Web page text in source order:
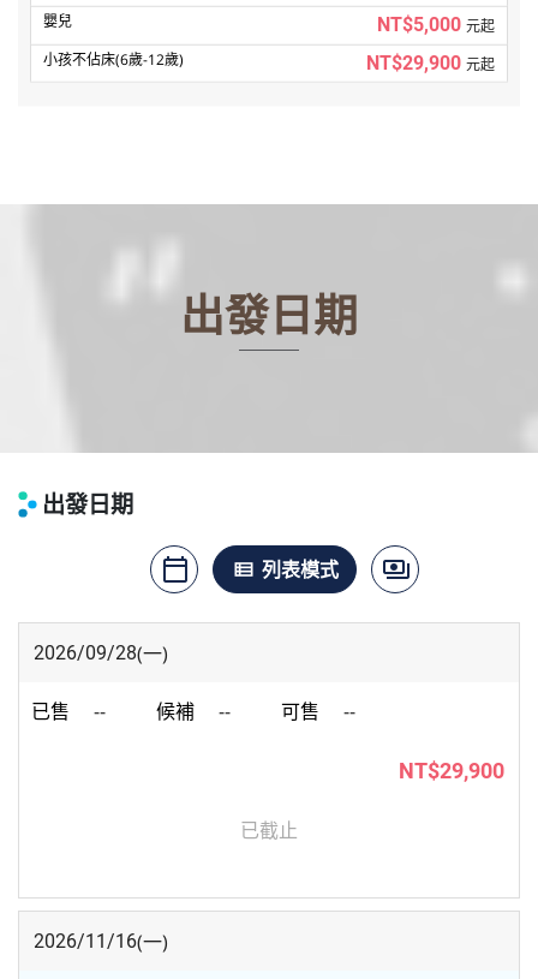
NT$5,000 元起
NT$29,900 元起
出發日期
出發日期
calendar_today
月曆模式
view_list
列表模式 payments
價格模式
2026/09/28(一)
-- -- --
NT$29,900
已截止
2026/11/16(一)